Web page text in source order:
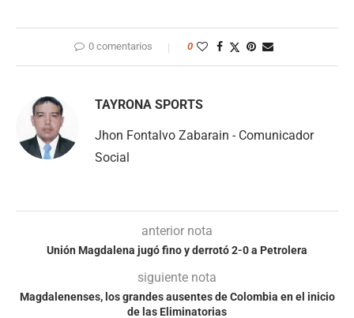
0 comentarios 0
TAYRONA SPORTS
Jhon Fontalvo Zabarain - Comunicador
Social
anterior nota
Unión Magdalena jugó fino y derrotó 2-0 a Petrolera
siguiente nota
Magdalenenses, los grandes ausentes de Colombia en el inicio
de las Eliminatorias